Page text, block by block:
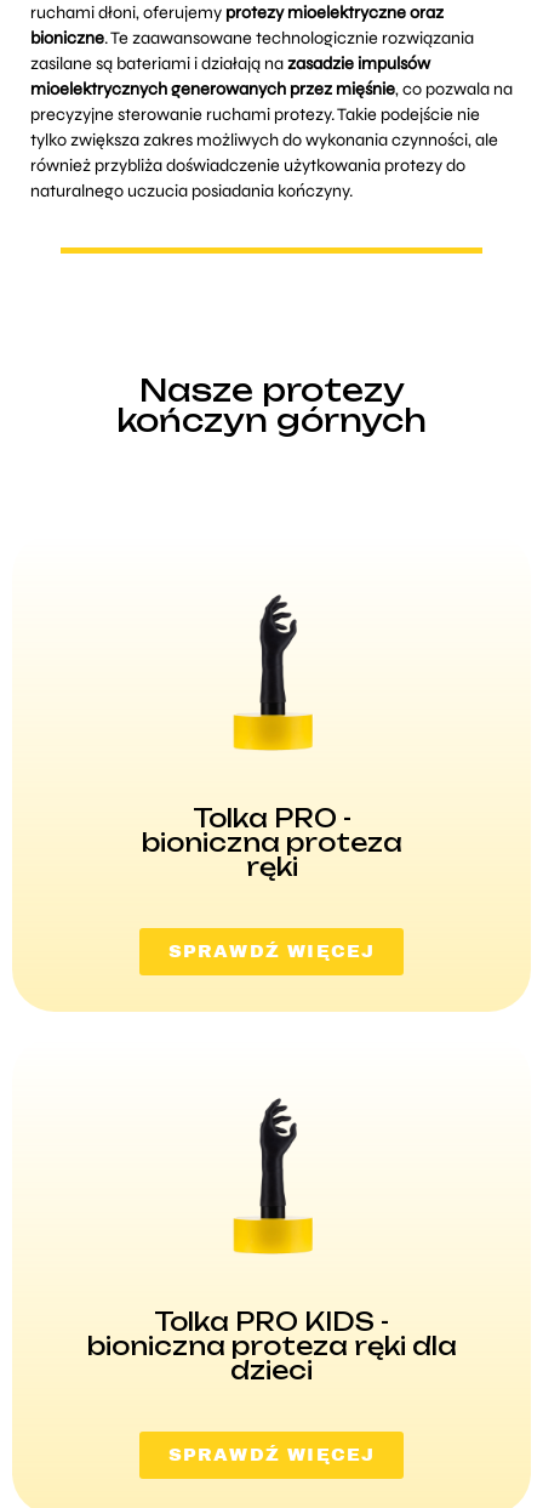
ruchami dłoni, oferujemy protezy mioelektryczne oraz
bioniczne. Te zaawansowane technologicznie rozwiązania
zasilane są bateriami i działają nazasadzie impulsów
mioelektrycznych generowanych przez mięśnie, co pozwala na
precyzyjne sterowanie ruchami protezy. Takie podejście nie
tylko zwiększa zakres możliwych do wykonania czynności, ale
również przybliża doświadczenie użytkowania protezy do
naturalnego uczucia posiadania kończyny.
Nasze protezy
kończyn górnych
Tolka PRO -
bioniczna proteza
ręki
SPRAWDŹ WIĘCEJ
Tolka PRO KIDS -
bioniczna proteza ręki dla
dzieci
SPRAWDŹ WIĘCEJ